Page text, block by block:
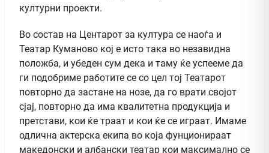
културни проекти.
Во состав на Центарот за култура се наоѓа и
Театар Куманово кој е исто така во незавидна
положба, и убеден сум дека и таму ќе успееме да
ги подобриме работите се со цел тој Театарот
повторно да застане на нозе, да го врати својот
сјај, повторно да има квалитетна продукција и
претстави, кои ќе траат и кои ќе се играат. Имаме
одлична актерска екипа во која фунционираат
македонски и албански театар кои максимално се